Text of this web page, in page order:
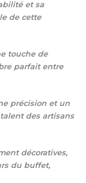
et sa
de cette
touche de
parfait entre
précision et un
des artisans
décoratives,
du buffet,